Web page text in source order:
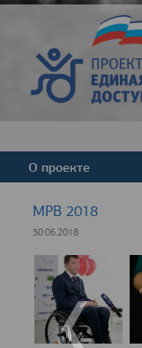
О проекте
МРВ 2018
30.06.2018